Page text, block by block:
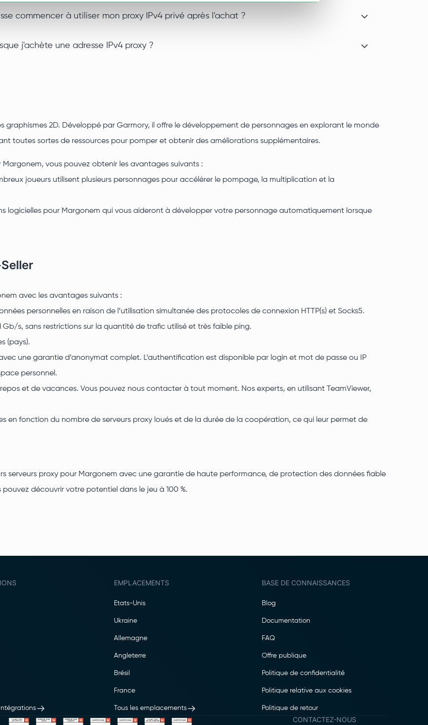
commencer à utiliser mon proxy IPv4 privé après l'achat ?
j'achète une adresse IPv4 proxy ?
graphismes 2D. Développé par Garmory, il offre le développement de personnages en explorant le monde
toutes sortes de ressources pour pomper et obtenir des améliorations supplémentaires.
vous pouvez obtenir les avantages suivants :
joueurs utilisent plusieurs personnages pour accélérer le pompage, la multiplication et la
logicielles pour Margonem qui vous aideront à développer votre personnage automatiquement lorsque
avec les avantages suivants :
personnelles en raison de l’utilisation simultanée des protocoles de connexion HTTP(s) et Socks5.
s, sans restrictions sur la quantité de trafic utilisé et très faible ping.
(pays).
une garantie d’anonymat complet. L’authentification est disponible par login et mot de passe ou IP
personnel.
et de vacances. Vous pouvez nous contacter à tout moment. Nos experts, en utilisant TeamViewer,
en fonction du nombre de serveurs proxy loués et de la durée de la coopération, ce qui leur permet de
serveurs proxy pour Margonem avec une garantie de haute performance, de protection des données fiable
découvrir votre potentiel dans le jeu à 100 %.
intégrations
EMPLACEMENTS
Etats-Unis
Ukraine
Allemagne
Angleterre
Brésil
France
Tous les emplacements
BASE DE CONNAISSANCES
Blog
Documentation
FAQ
Offre publique
Politique de confidentialité
Politique relative aux cookies
Politique de retour
CONTACTEZ-NOUS